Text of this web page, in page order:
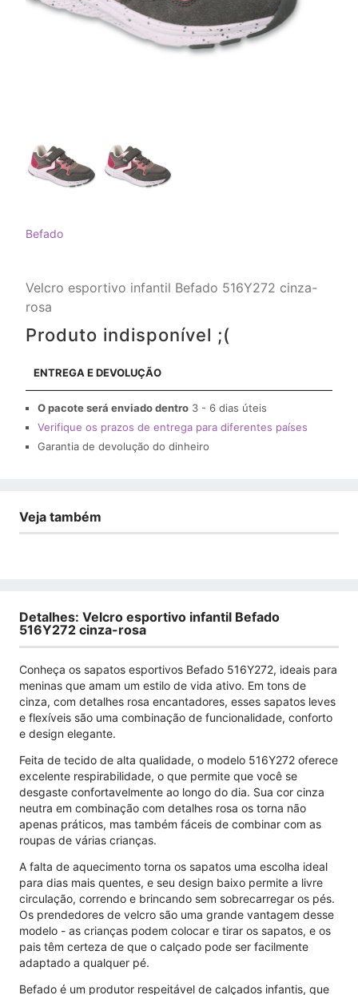
Befado
Velcro esportivo infantil Befado 516Y272 cinza-
rosa
Produto indisponível ;(
ENTREGA E DEVOLUÇÃO
O pacote será enviado dentro 3 - 6 dias úteis
Verifique os prazos de entrega para diferentes países
Garantia de devolução do dinheiro
Veja também
Detalhes: Velcro esportivo infantil Befado
516Y272 cinza-rosa
Conheça os sapatos esportivos Befado 516Y272, ideais para
meninas que amam um estilo de vida ativo. Em tons de
cinza, com detalhes rosa encantadores, esses sapatos leves
e flexíveis são uma combinação de funcionalidade, conforto
e design elegante.
Feita de tecido de alta qualidade, o modelo 516Y272 oferece
excelente respirabilidade, o que permite que você se
desgaste confortavelmente ao longo do dia. Sua cor cinza
neutra em combinação com detalhes rosa os torna não
apenas práticos, mas também fáceis de combinar com as
roupas de várias crianças.
A falta de aquecimento torna os sapatos uma escolha ideal
para dias mais quentes, e seu design baixo permite a livre
circulação, correndo e brincando sem sobrecarregar os pés.
Os prendedores de velcro são uma grande vantagem desse
modelo - as crianças podem colocar e tirar os sapatos, e os
pais têm certeza de que o calçado pode ser facilmente
adaptado a qualquer pé.
Befado é um produtor respeitável de calçados infantis, que